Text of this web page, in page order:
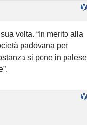
volta. “In merito alla
padovana per
si pone in palese